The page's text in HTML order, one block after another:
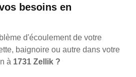
besoins en
d'écoulement de votre
baignoire ou autre dans votre
à 1731 Zellik ?